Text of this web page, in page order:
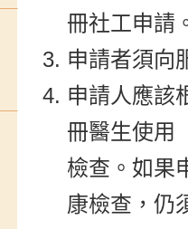
冊社工申請
申請者須向
申請人應該
冊醫生使用
檢查。如果
康檢查，仍